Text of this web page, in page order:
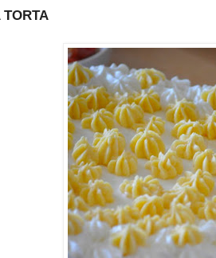
TORTA